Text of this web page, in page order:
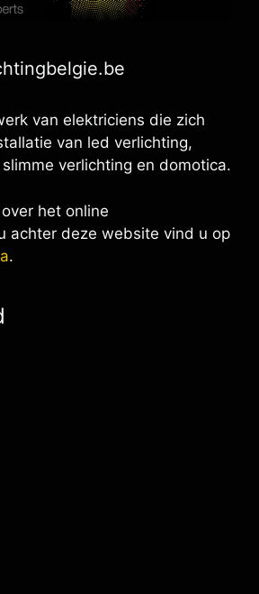
van elektriciens die zich
van led verlichting,
verlichting en domotica.
het online
achter deze website vind u op
.